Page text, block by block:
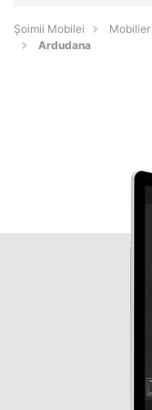
Șoimii Mobilei
Ardudana